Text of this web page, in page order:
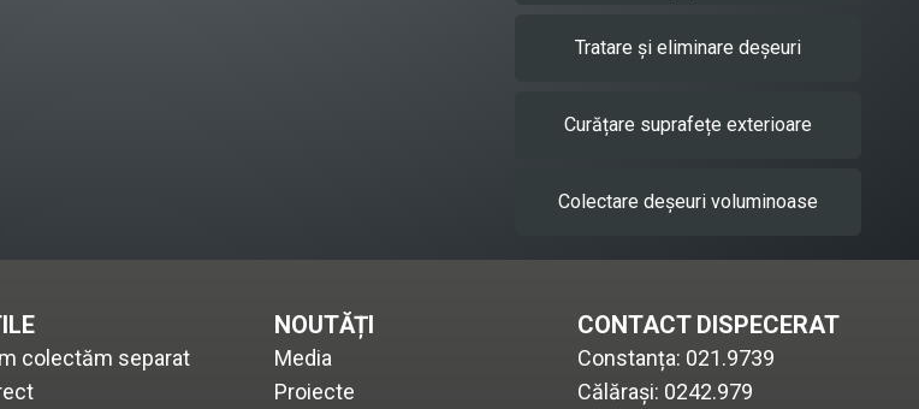
Tratare și eliminare deșeuri
Curățare suprafețe exterioare
Colectare deșeuri voluminoase
colectăm separat
NOUTĂȚI
Media
Proiecte
CONTACT DISPECERAT
Constanța: 021.9739
Călărași: 0242.979